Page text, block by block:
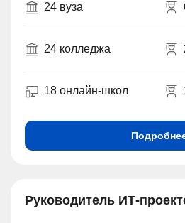
24 вуза
24 колледжа
18 онлайн-школ
Руководитель ИТ-